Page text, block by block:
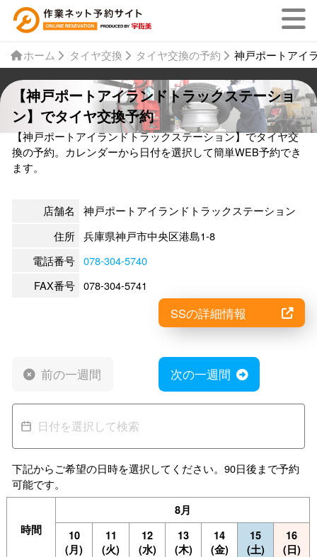
ホーム タイヤ交換 タイヤ交換の予約 神戸ポートアイ
【神戸ポートアイランドトラックステーショ
ン】でタイヤ交換予約
【神戸ポートアイランドトラックステーション】でタイヤ交
換の予約。カレンダーから日付を選択して簡単WEB予約でき
ます。
店舗名
神戸ポートアイランドトラックステーション
住所 兵庫県神戸市中央区港島1-8
電話番号 078-304-5740
FAX番号 078-304-5741
SSの詳細情報
前の一週間 次の一週間
下記からご希望の日時を選択してください。90日後まで予約
可能です。
時間
8月
10
(月)
11
(火)
12
(水)
13
(木)
14
(金)
15
(土)
16
(日)